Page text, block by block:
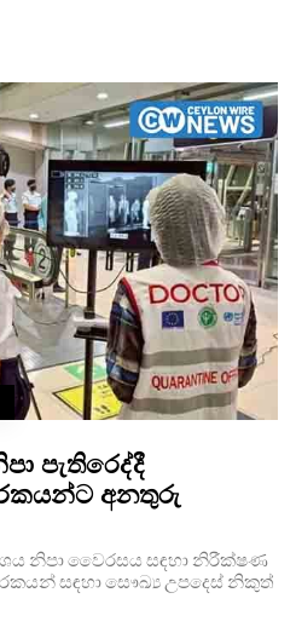
පැතිරෙද්දී
අනතුරු
නිපා වෛරසය සඳහා නිරීක්ෂණ
සඳහා සෞඛ්‍ය උපදෙස් නිකුත්